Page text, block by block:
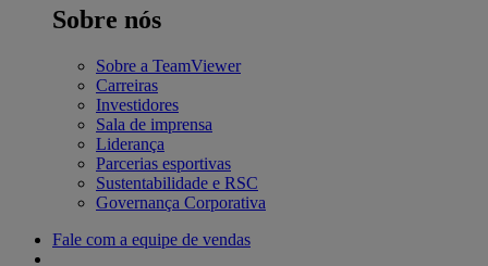
Sobre nós
Sobre a TeamViewer
Carreiras
Investidores
Sala de imprensa
Liderança
Parcerias esportivas
Sustentabilidade e RSC
Governança Corporativa
Fale com a equipe de vendas